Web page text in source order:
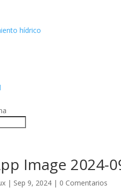
hídrico
Image 2024-
| Sep 9, 2024 | 0 Comentarios